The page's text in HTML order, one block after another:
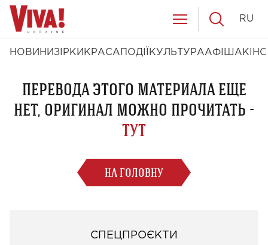
НОВИНИ ЗІРКИ КРАСА ПОДІЇ КУЛЬТУРААФІША КІНО
RU
ПЕРЕВОДА ЭТОГО МАТЕРИАЛА ЕЩЕ
НЕТ, ОРИГИНАЛ МОЖНО ПРОЧИТАТЬ -
ТУТ
НА ГОЛОВНУ
СПЕЦПРОЄКТИ